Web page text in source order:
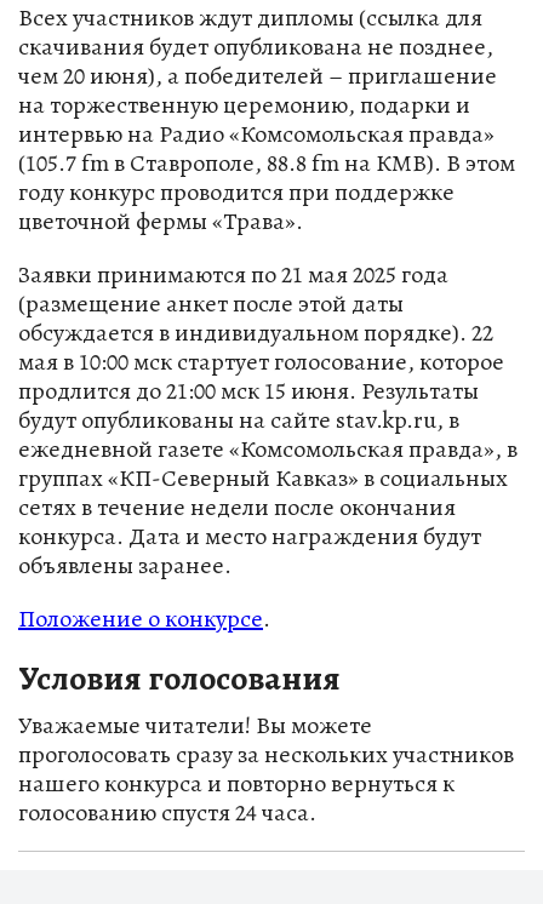
Всех участников ждут дипломы (ссылка для
скачивания будет опубликована не позднее,
чем 20 июня), а победителей – приглашение
на торжественную церемонию, подарки и
интервью на Радио «Комсомольская правда»
(105.7 fm в Ставрополе, 88.8 fm на КМВ). В этом
году конкурс проводится при поддержке
цветочной фермы «Трава».
Заявки принимаются по 21 мая 2025 года
(размещение анкет после этой даты
обсуждается в индивидуальном порядке). 22
мая в 10:00 мск стартует голосование, которое
продлится до 21:00 мск 15 июня. Результаты
будут опубликованы на сайте stav.kp.ru, в
ежедневной газете «Комсомольская правда», в
группах «КП-Северный Кавказ» в социальных
сетях в течение недели после окончания
конкурса. Дата и место награждения будут
объявлены заранее.
Положение о конкурсе.
Условия голосования
Уважаемые читатели! Вы можете
проголосовать сразу за нескольких участников
нашего конкурса и повторно вернуться к
голосованию спустя 24 часа.